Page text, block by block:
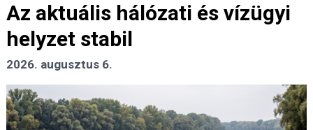
Az aktuális hálózati és vízügyi
helyzet stabil
2026. augusztus 6.